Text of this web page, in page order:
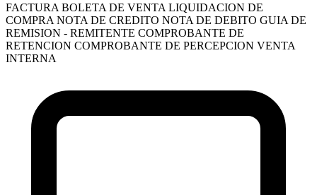
FACTURA BOLETA DE VENTA LIQUIDACION DE
COMPRA NOTA DE CREDITO NOTA DE DEBITO GUIA DE
REMISION - REMITENTE COMPROBANTE DE
RETENCION COMPROBANTE DE PERCEPCION VENTA
INTERNA